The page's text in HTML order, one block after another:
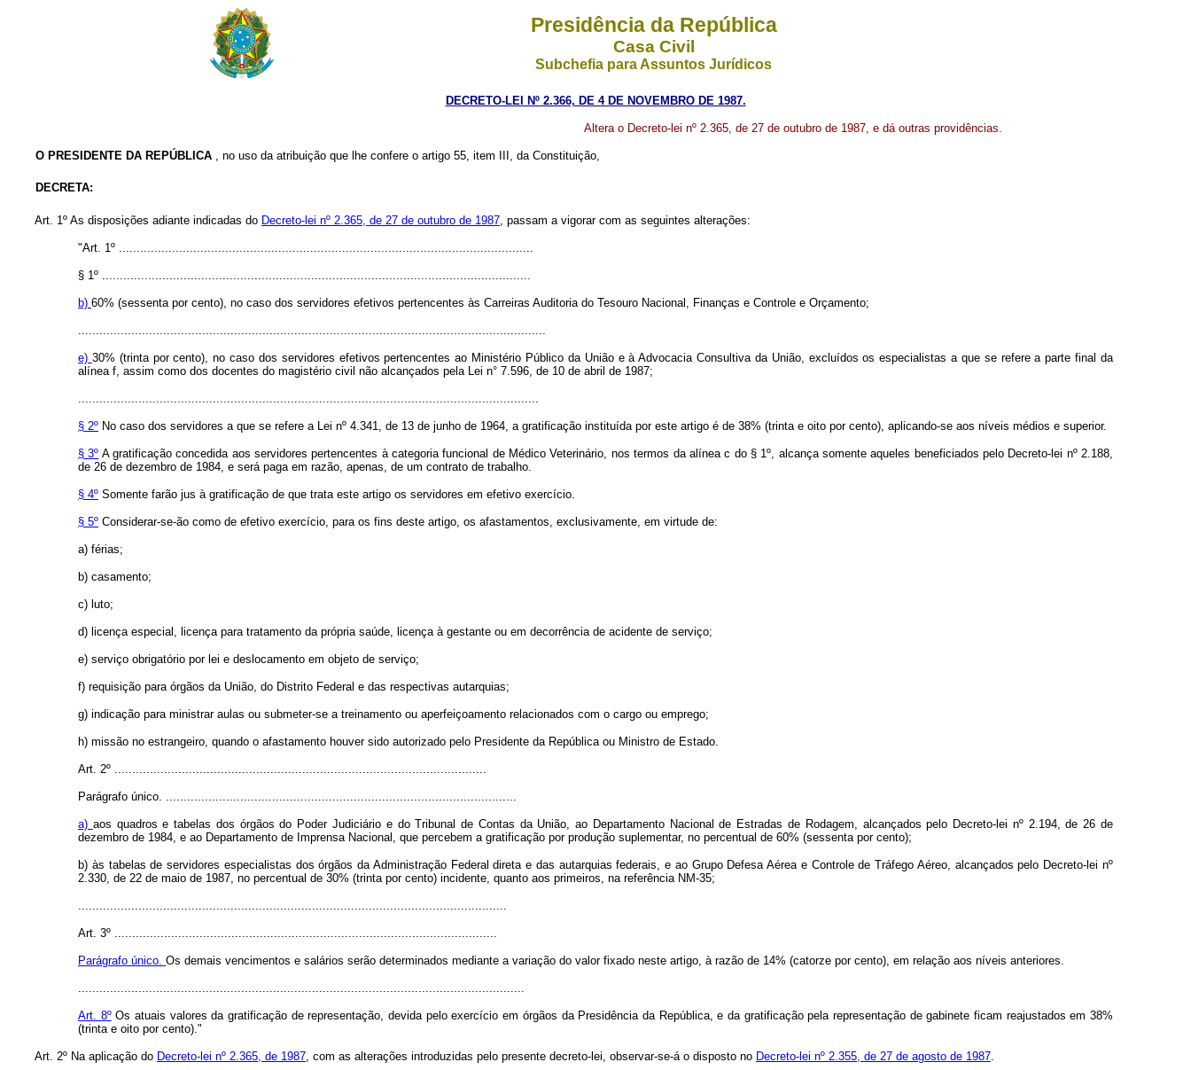
Presidência da República
Casa Civil
Subchefia para Assuntos Jurídicos
DECRETO-LEI Nº 2.366, DE 4 DE NOVEMBRO DE 1987.
Altera o Decreto-lei nº 2.365, de 27 de outubro de 1987, e dá outras providências.
O PRESIDENTE DA REPÚBLICA , no uso da atribuição que lhe confere o artigo 55, item III, da Constituição,
DECRETA:
Art. 1º As disposições adiante indicadas do Decreto-lei nº 2.365, de 27 de outubro de 1987 , passam a vigorar com as seguintes alterações:
"Art. 1º
§ 1º .........................................................................................................................
b) 60% (sessenta por cento), no caso dos servidores efetivos pertencentes às Carreiras Auditoria do Tesouro Nacional, Finanças e Controle e Orçamento;
e) 30% (trinta por cento), no caso dos servidores efetivos pertencentes ao Ministério Público da União e à Advocacia Consultiva da União, excluídos os especialistas a que se refere a parte final da
alínea f, assim como dos docentes do magistério civil não alcançados pela Lei n° 7.596, de 10 de abril de 1987;
§ 2º No caso dos servidores a que se refere a Lei nº 4.341, de 13 de junho de 1964, a gratificação instituída por este artigo é de 38% (trinta e oito por cento), aplicando-se aos níveis médios e superior.
§ 3º A gratificação concedida aos servidores pertencentes à categoria funcional de Médico Veterinário, nos termos da alínea c do § 1º, alcança somente aqueles beneficiados pelo Decreto-lei nº 2.188,
de 26 de dezembro de 1984, e será paga em razão, apenas, de um contrato de trabalho.
§ 4º Somente farão jus à gratificação de que trata este artigo os servidores em efetivo exercício.
§ 5º Considerar-se-ão como de efetivo exercício, para os fins deste artigo, os afastamentos, exclusivamente, em virtude de:
a) férias;
b) casamento;
c) luto;
d) licença especial, licença para tratamento da própria saúde, licença à gestante ou em decorrência de acidente de serviço;
e) serviço obrigatório por lei e deslocamento em objeto de serviço;
f) requisição para órgãos da União, do Distrito Federal e das respectivas autarquias;
g) indicação para ministrar aulas ou submeter-se a treinamento ou aperfeiçoamento relacionados com o cargo ou emprego;
h) missão no estrangeiro, quando o afastamento houver sido autorizado pelo Presidente da República ou Ministro de Estado.
Art. 2º
Parágrafo único. ...................................................................................................
a) aos quadros e tabelas dos órgãos do Poder Judiciário e do Tribunal de Contas da União, ao Departamento Nacional de Estradas de Rodagem, alcançados pelo Decreto-lei nº 2.194, de 26 de
dezembro de 1984, e ao Departamento de Imprensa Nacional, que percebem a gratificação por produção suplementar, no percentual de 60% (sessenta por cento);
b) às tabelas de servidores especialistas dos órgãos da Administração Federal direta e das autarquias federais, e ao Grupo Defesa Aérea e Controle de Tráfego Aéreo, alcançados pelo Decreto-lei nº
2.330, de 22 de maio de 1987, no percentual de 30% (trinta por cento) incidente, quanto aos primeiros, na referência NM-35;
Art. 3º
Parágrafo único. Os demais vencimentos e salários serão determinados mediante a variação do valor fixado neste artigo, à razão de 14% (catorze por cento), em relação aos níveis anteriores.
Art. 8ºOs atuais valores da gratificação de representação, devida pelo exercício em órgãos da Presidência da República, e da gratificação pela representação de gabinete ficam reajustados em 38%
(trinta e oito por cento)."
Art. 2º Na aplicação do Decreto-lei nº 2.365, de 1987 , com as alterações introduzidas pelo presente decreto-lei, observar-se-á o disposto no Decreto-lei nº 2.355, de 27 de agosto de 1987